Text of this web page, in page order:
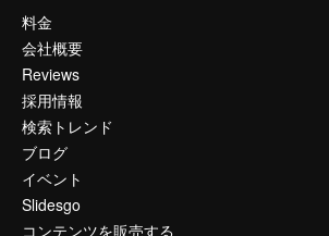
料金
会社概要
Reviews
採用情報
検索トレンド
ブログ
イベント
Slidesgo
コンテンツを販売する